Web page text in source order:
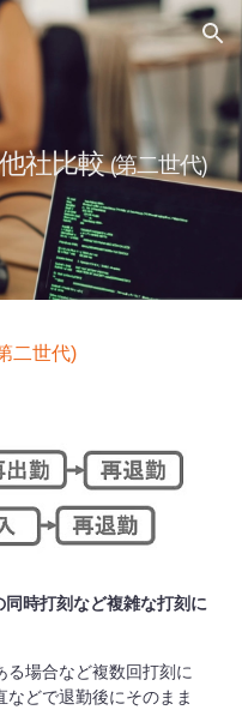
Skip to navigation
社比較 (第二世代)
二世代)
時打刻など複雑な打刻に
る場合など複数回打刻に
どで退勤後にそのまま